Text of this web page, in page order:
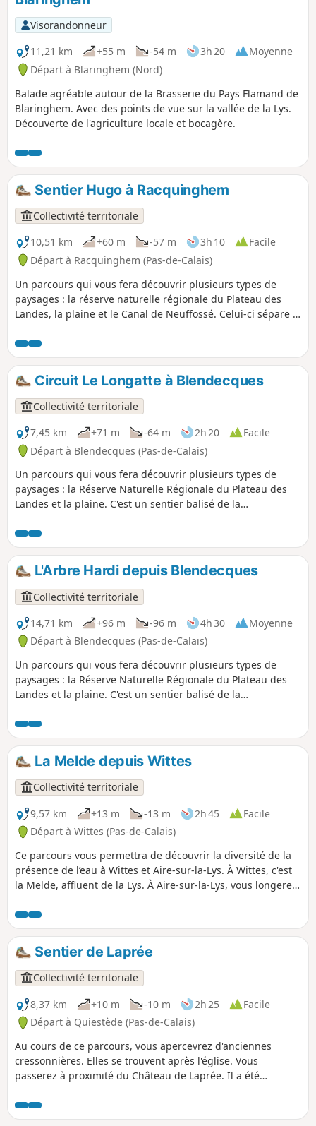
Visorandonneur
11,21 km
+55 m -54 m 3h 20
Moyenne
Départ à Blaringhem (Nord)
Balade agréable autour de la Brasserie du Pays Flamand de
Blaringhem. Avec des points de vue sur la vallée de la Lys.
Découverte de l'agriculture locale et bocagère.
Sentier Hugo à Racquinghem
Collectivité territoriale
10,51 km
+60 m -57 m 3h 10
Facile
Départ à Racquinghem (Pas-de-Calais)
Un parcours qui vous fera découvrir plusieurs types de
paysages : la réserve naturelle régionale du Plateau des
Landes, la plaine et le Canal de Neuffossé. Celui-ci sépare le
balisé, de la Communauté d'Agglomération du Pays de
Saint-Omer.
Circuit Le Longatte à Blendecques
Collectivité territoriale
7,45 km
+71 m -64 m 2h 20
Facile
Départ à Blendecques (Pas-de-Calais)
Un parcours qui vous fera découvrir plusieurs types de
paysages : la Réserve Naturelle Régionale du Plateau des
Landes et la plaine. C'est un sentier balisé de la
L'Arbre Hardi depuis Blendecques
Collectivité territoriale
14,71 km
+96 m -96 m 4h 30
Moyenne
Départ à Blendecques (Pas-de-Calais)
Un parcours qui vous fera découvrir plusieurs types de
paysages : la Réserve Naturelle Régionale du Plateau des
Landes et la plaine. C'est un sentier balisé de la
sentier a quelques kilomètres en commun avec le circuit du
Longatte de Blendecques.
La Melde depuis Wittes
Collectivité territoriale
9,57 km
+13 m -13 m 2h 45
Facile
Départ à Wittes (Pas-de-Calais)
Ce parcours vous permettra de découvrir la diversité de la
présence de l’eau à Wittes et Aire-sur-la-Lys. À Wittes, c'est
la Melde, affluent de la Lys. À Aire-sur-la-Lys, vous longerez
Ballastière et le Canal de Neuffossé. C'est un sentier balisé
de la Communauté d'Agglomération du Pays de Saint-Omer.
Sentier de Laprée
Collectivité territoriale
8,37 km
+10 m -10 m 2h 25
Facile
Départ à Quiestède (Pas-de-Calais)
Au cours de ce parcours, vous apercevrez d'anciennes
cressonnières. Elles se trouvent après l'église. Vous
passerez à proximité du Château de Laprée. Il a été
un sentier balisé de la Communauté d'Agglomération du
Pays de Saint-Omer.